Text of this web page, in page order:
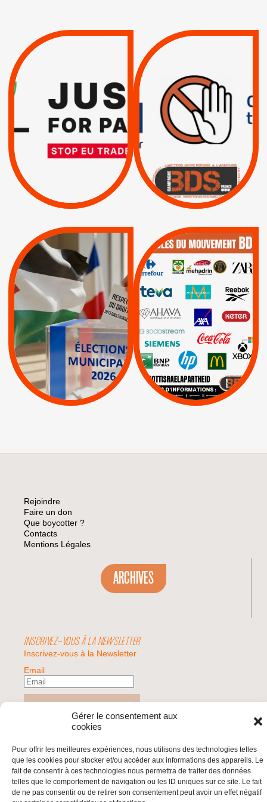
Gérer le consentement aux
cookies
Pour offrir les meilleures expériences, nous utilisons des technologies telles
que les cookies pour stocker et/ou accéder aux informations des appareils. Le
fait de consentir à ces technologies nous permettra de traiter des données
telles que le comportement de navigation ou les ID uniques sur ce site. Le fait
de ne pas consentir ou de retirer son consentement peut avoir un effet négatif
VIOLATIONS DES
SUSPENSION
TOTALE DE
L’ACCORD
D’ASSOCIATION UE-
ISRAËL
| Actus Pétitions
RESPECT DU DROIT
INTERNATIONAL ?
TRUMP, MACRON :
MÊME COMBAT
| Actus |
| Boycott militaire |
Lettres d'interpellation
MUNICIPALES 2026 :
JE VOTE POUR LE
RESPECT DU DROIT
INTERNATIONAL EN
PALESTINE
APPELS | Actus
Espaces Sans
Apartheid
| Lettres d'interpellation
Pétitions
QUE BOYCOTTER ?
BOYCOTT /
AXA BNP | CAF |
Carrefour | HP |
Keter |
Livres et brochures |
Mehadrin | PUMA
Sodastream |
Visuels, tracts,
affiches,...
Rejoindre
Faire un don
Que boycotter ?
Contacts
Mentions Légales
ARCHIVES
INSCRIVEZ-VOUS À LA NEWSLETTER
Inscrivez-vous à la Newsletter
Email
Valider
© 2026 | BDS France | Boycott Désinvestissement Sanctions, la réponse
citoyenne et non-violente à l'impunité d'Israël |